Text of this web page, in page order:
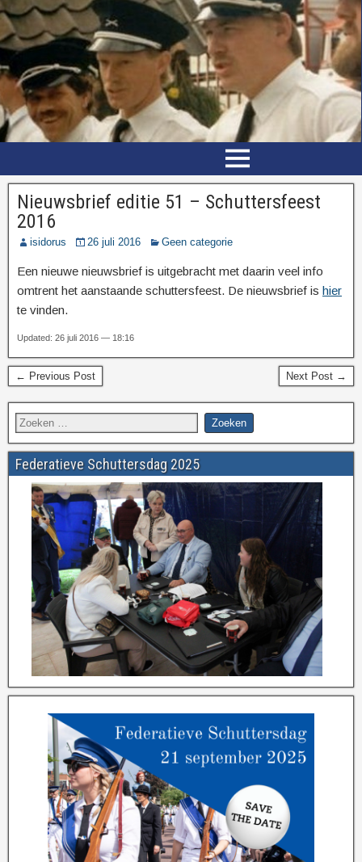
Nieuwsbrief editie 51 – Schuttersfeest
2016
isidorus 26 juli 2016 Geen categorie
Een nieuwe nieuwsbrief is uitgebracht met daarin veel info
omtrent het aanstaande schuttersfeest. De nieuwsbrief is hier
te vinden.
Updated: 26 juli 2016 — 18:16
← Previous Post Next Post →
Federatieve Schuttersdag 2025